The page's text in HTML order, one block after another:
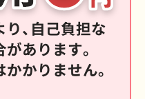
、自己負担な
あります。
かりません。